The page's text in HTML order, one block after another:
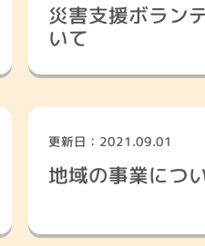
くらしのこと
津島市共同募金委員会
災害支援ボラン
いて
更新日：2021.09.01
地域の事業につ